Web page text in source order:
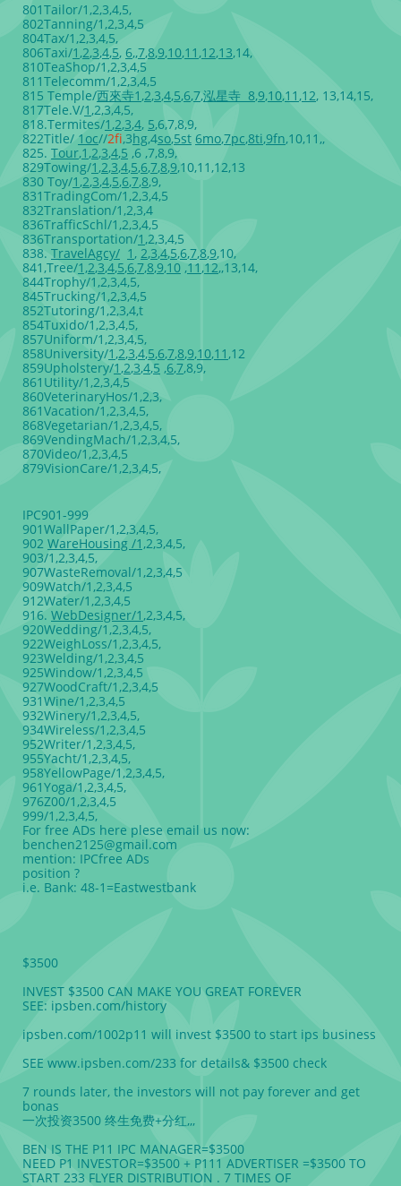
801Tailor/1,2,3,4,5,
802Tanning/1,2,3,4,5
804Tax/1,2,3,4,5,
806Taxi/1 ,2,3,4,5, 6,,7,8,9,10,11 ,12,13,14,
810TeaShop/1,2,3,4,5
811Telecomm/1,2,3,4,5
815 Temple/西來寺1 ,2,3,4,5,6,7,泓星寺 8,9,10,11 ,12, 13,14,15,
817Tele.V/1 ,2,3,4,5,
818.Termites/1 ,2,3,4, 5,6,7,8,9,
822Title/ 1oc//2fi,3hg,4so,5st 6mo,7pc,8ti,9fn,10,11,,
​825. Tour,1 ,2,3,4,5 ,6 ,7,8,9,
829Towing/1 ,2,3,4,5,6,7,8,9,10,11,12,13
830 Toy/1 ,2,3,4,5,6,7,8,9,
831TradingCom/1,2,3,4,5
832Translation/1,2,3,4
836TrafficSchl/1,2,3,4,5
836Transportation/1 ,2,3,4,5
838. TravelAgcy/ 1 , 2,3,4,5,6,7,8,9,10,
841,Tree/1,2,3,4,5,6,7,8,9,10 ,11 ,12,,13,14,
844Trophy/1,2,3,4,5,
845Trucking/1,2,3,4,5
852Tutoring/1,2,3,4,t
854Tuxido/1,2,3,4,5,
857Uniform/1,2,3,4,5,
858University/1 ,2,3,4,5,6,7,8,9,10,11 ,12
859Upholstery/1 ,2,3,4,5 ,6,7,8,9,
861Utility/1,2,3,4,5
860VeterinaryHos/1,2,3,
861Vacation/1,2,3,4,5,
868Vegetarian/1,2,3,4,5,
869VendingMach/1,2,3,4,5,
870Video/1,2,3,4,5
879VisionCare/1,2,3,4,5,
IPC901-999
901WallPaper/1,2,3,4,5,
902 WareHousing /1,2,3,4,5,
903/1,2,3,4,5,
907WasteRemoval/1,2,3,4,5
909Watch/1,2,3,4,5
912Water/1,2,3,4,5
916. WebDesigner/1 ,2,3,4,5,
920Wedding/1,2,3,4,5,
922WeighLoss/1,2,3,4,5,
923Welding/1,2,3,4,5
925Window/1,2,3,4,5
927WoodCraft/1,2,3,4,5
931Wine/1,2,3,4,5
932Winery/1,2,3,4,5,
934Wireless/1,2,3,4,5
952Writer/1,2,3,4,5,
955Yacht/1,2,3,4,5,
958YellowPage/1,2,3,4,5,
961Yoga/1,2,3,4,5,
976Z00/1,2,3,4,5
999/1,2,3,4,5,
For free ADs here plese email us now:
benchen2125@gmail.com
mention: IPCfree ADs
position ?
i.e. Bank: 48-1=Eastwestbank
$3500
INVEST $3500 CAN MAKE YOU GREAT FOREVER
SEE: ipsben.com/history
ipsben.com/1002p11 will invest $3500 to start ips business
SEE www.ipsben.com/233 for details& $3500 check
7 rounds later, the investors will not pay forever and get
bonas
一次投资3500 终生免费+分红,,,
BEN IS THE P11 IPC MANAGER=$3500
NEED P1 INVESTOR=$3500 + P111 ADVERTISER =$3500 TO
START 233 FLYER DISTRIBUTION . 7 TIMES OF